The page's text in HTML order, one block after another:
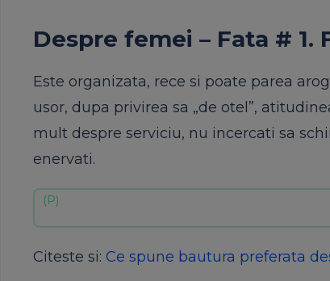
Despre femei – Fata # 1.
Este organizata, rece si poate parea
usor, dupa privirea sa „de otel”,
mult despre serviciu, nu incercati sa
enervati.
Citeste si: Ce spune bautura preferata